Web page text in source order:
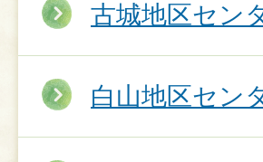
古城地区セン
白山地区セン